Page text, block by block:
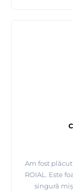
Am fost
ROIAL. Este
singură